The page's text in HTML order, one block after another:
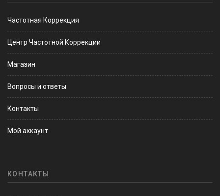
Частотная Коррекция
Центр Частотной Коррекции
Магазин
Вопросы и ответы
Контакты
Мой аккаунт
КОНТАКТЫ